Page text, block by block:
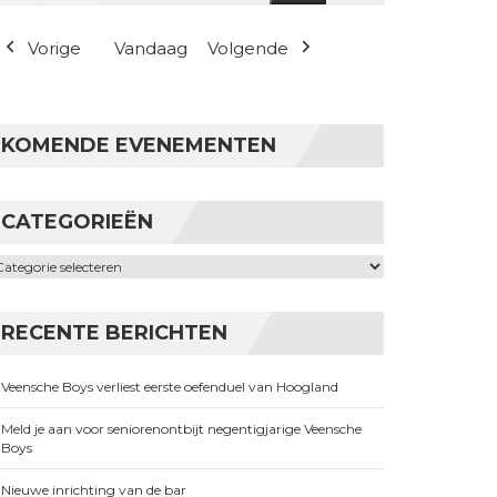
Vorige Vandaag Volgende
KOMENDE EVENEMENTEN
CATEGORIEËN
RECENTE BERICHTEN
Veensche Boys verliest eerste oefenduel van Hoogland
Meld je aan voor seniorenontbijt negentigjarige Veensche
Boys
Nieuwe inrichting van de bar